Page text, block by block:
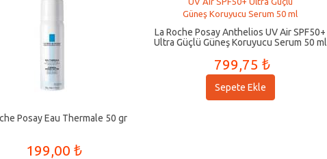
Posay Eau Thermale 50 gr
199,00 ₺
La Roche Posay Anthelios UV Air SPF50+
Ultra Güçlü Güneş Koruyucu Serum 50 ml
799,75 ₺
Sepete Ekle